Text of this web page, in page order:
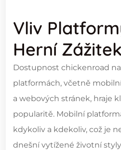
Vliv
Herní Zážitek
Dostupnost chickenroad
platformách, včetně
a webových stránek, hraje
popularitě. Mobilní
kdykoliv a kdekoliv, což je
dnešní vytížené životní